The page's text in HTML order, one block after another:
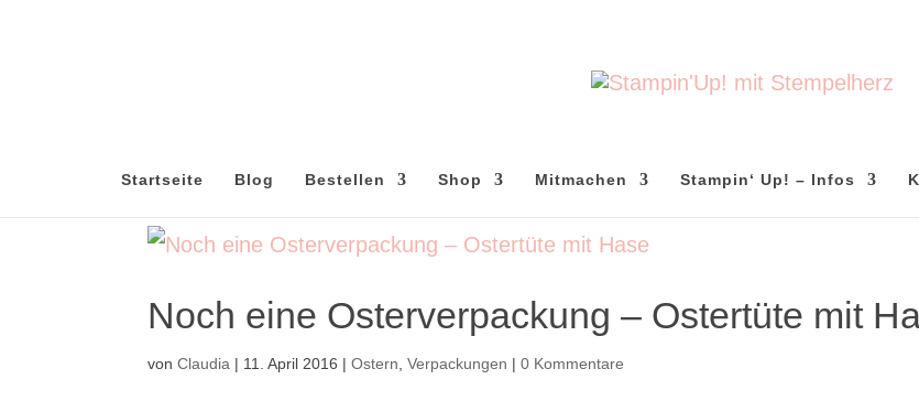
Startseite Blog Bestellen Shop Mitmachen Stampin‘ Up! – Infos
Noch eine Osterverpackung – Ostertüte mit
vonClaudia | 11. April 2016 |Ostern ,Verpackungen |0 Kommentare